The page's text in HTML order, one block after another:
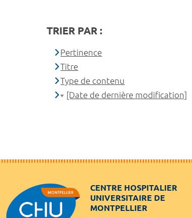
TRIER PAR :
Pertinence
Titre
Type de contenu
[Date de dernière modification]
CENTRE HOSPITALIER
UNIVERSITAIRE DE
MONTPELLIER